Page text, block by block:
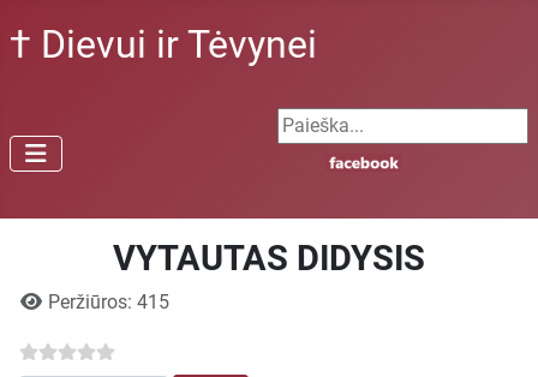
† Dievui ir Tėvynei
Search ...
VYTAUTAS DIDYSIS
Išsami informacija
Peržiūros: 415